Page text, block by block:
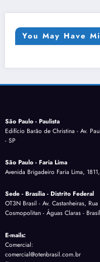
You May Have
São Paulo - Paulista
Edifício Barão de Christina - Av.
- SP
São Paulo - Faria Lima
Avenida Brigadeiro Faria Lima,
Sede - Brasília - Distrito Federal
OT3N Brasil - Av. Castanheiras,
Cosmopolitan - Águas Claras -
E-mails:
Comercial:
comercial@otenbrasil.com.br